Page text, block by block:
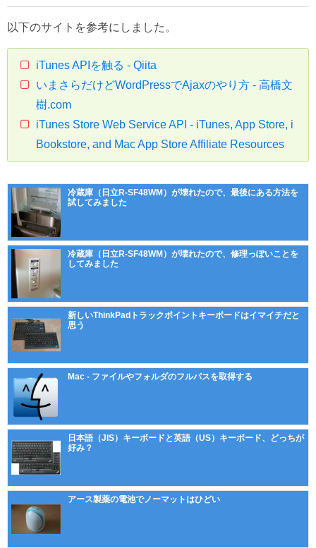
以下のサイトを参考にしました。
iTunes APIを触る - Qiita
いまさらだけどWordPressでAjaxのやり方 - 高橋文
樹.com
iTunes Store Web Service API - iTunes, App Store, i
Bookstore, and Mac App Store Affiliate Resources
冷蔵庫（日立R-SF48WM）が壊れたので、最後にある方法を
試してみました
冷蔵庫（日立R-SF48WM）が壊れたので、修理っぽいことを
してみました
新しいThinkPadトラックポイントキーボードはイマイチだと
思う
Mac - ファイルやフォルダのフルパスを取得する
日本語（JIS）キーボードと英語（US）キーボード、どっちが
好み？
アース製薬の電池でノーマットはひどい